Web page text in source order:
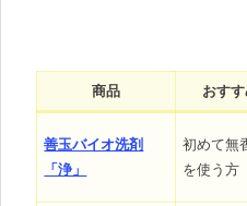
商品 おす
善玉バイオ洗剤
「浄」
初めて無
を使う方